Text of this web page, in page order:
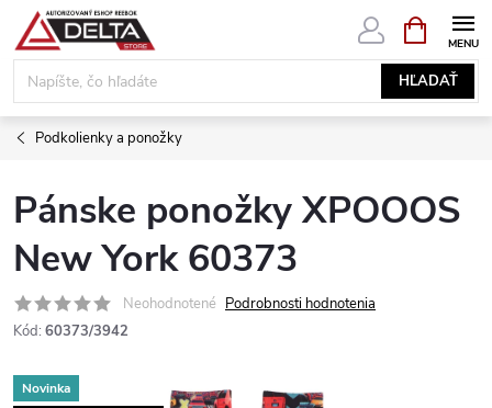
Prejsť
obsah
HĽADAŤ
KOŠÍK
Podkolienky a ponožky
Pánske ponožky XPOOOS
New York 60373
Neohodnotené Podrobnosti hodnotenia
Kód: 60373/3942
Novinka